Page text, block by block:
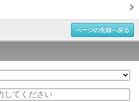
ページの先頭へ戻る